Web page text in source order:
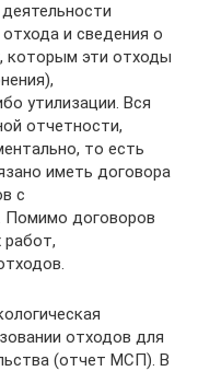
и сведения о
которым эти отходы
утилизации. Вся
отчетности,
то есть
иметь договора
с
Помимо договоров
отходов для
(отчет МСП). В